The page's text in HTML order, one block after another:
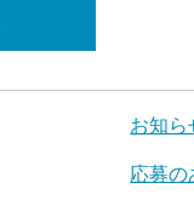
お知ら
応募